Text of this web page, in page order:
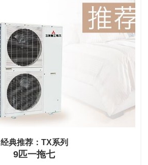
经典推荐：TX系列
9匹一拖七